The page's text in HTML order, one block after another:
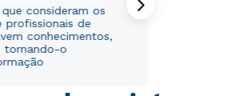
consideram os
profissionais de
conhecimentos,
tornando-o
ou
ou